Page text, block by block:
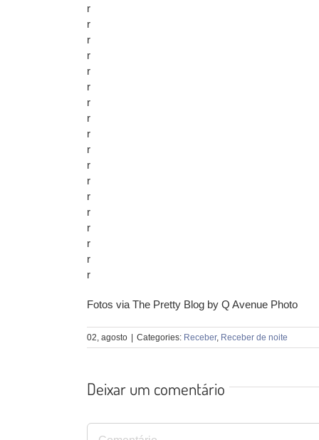
r
r
r
r
r
r
r
r
r
r
r
r
r
r
r
r
r
r
Fotos via The Pretty Blog by Q Avenue Photo
02, agosto Categories: Receber, Receber de noite
Deixar um comentário
Comentário